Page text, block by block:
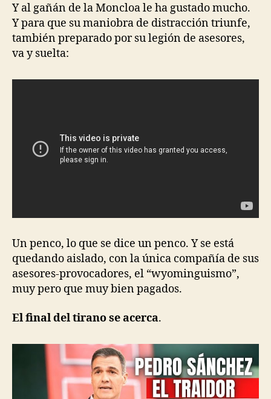
Y al gañán de la Moncloa le ha gustado mucho.
Y para que su maniobra de distracción triunfe,
también preparado por su legión de asesores,
va y suelta:
Un penco, lo que se dice un penco. Y se está
quedando aislado, con la única compañía de sus
asesores-provocadores, el “wyominguismo”,
muy pero que muy bien pagados.
El final del tirano se acerca.